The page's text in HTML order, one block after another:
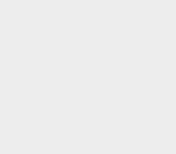
space
(BCO)